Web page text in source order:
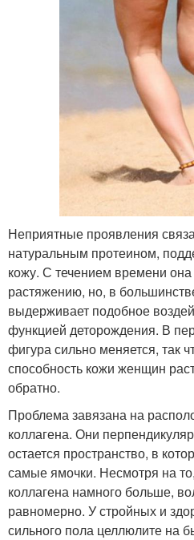
Неприятные проявления
натуральным протеином,
кожу. С течением времени она
растяжению, но, в
выдерживает подобное
функцией деторождения. В
фигура сильно меняется, так
способность кожи женщин
обратно.
Проблема завязана на
коллагена. Они
остается пространство, в
самые ямочки. Несмотря на
коллагена намного больше,
равномерно. У стройных и
сильного пола целлюлите на